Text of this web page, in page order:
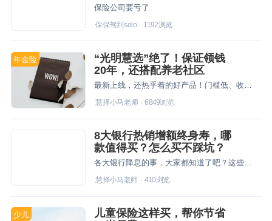
保险公司要亏了
保保驾到solo· 1192浏览
年金险
“光明慧选”绝了！保证领钱
20年，还搭配养老社区
慧择小马老师· 6849浏览
8大银行热销增额终身寿，哪
款值得买？怎么买不踩坑？
各大银行降息的事，大家都知道了吧？这些银行推荐的增额终身寿，到底咋样？和线上增额终身寿有何区别？怎么选？谁更牛？今天咱们就来测一测8款银行热销的增额寿，哪款值得买？怎么买不踩坑？
慧择小马老师· 410浏览
少儿
儿童保险这样买，帮你节省